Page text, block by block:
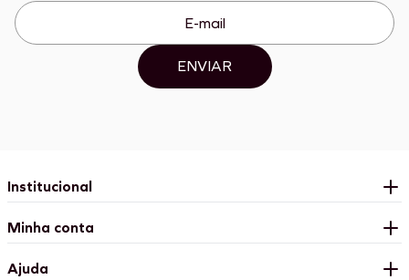
ENVIAR
Institucional
Minha conta
Ajuda